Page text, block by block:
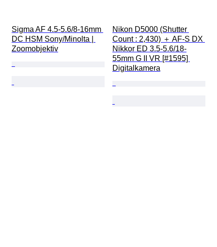
Sigma AF 4.5-5.6/8-16mm
DC HSM Sony/Minolta |
Zoomobjektiv
Nikon D5000 (Shutter
Count : 2,430) ＋ AF-S DX
Nikkor ED 3.5-5.6/18-
55mm G II VR [#1595]
Digitalkamera